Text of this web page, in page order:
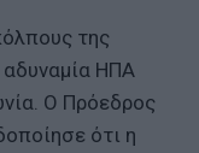
της
ΗΠΑ
Ο Πρόεδρος
ότι η